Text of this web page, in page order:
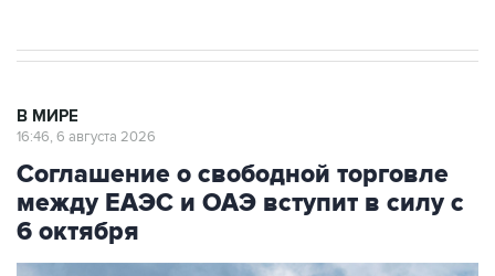
В МИРЕ
16:46, 6 августа 2026
Соглашение о свободной торговле
между ЕАЭС и ОАЭ вступит в силу с
6 октября